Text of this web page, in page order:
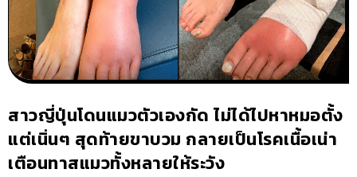
สาวญี่ปุ่นโดนแมวตัวเองกัด ไม่ได้ไปหาหมอตั้ง
แต่เนิ่นๆ สุดท้ายขาบวม กลายเป็นโรคเนื้อเน่า
เตือนทาสแมวทั้งหลายให้ระวัง